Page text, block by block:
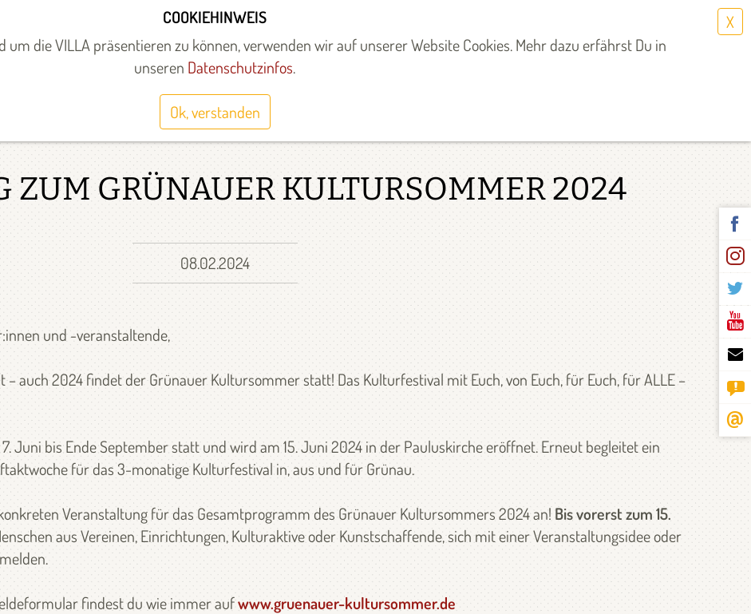
COOKIEHINWEIS
die VILLA präsentieren zu können, verwenden wir auf unserer Website Cookies. Mehr dazu erfährst Du in
unseren Datenschutzinfos.
Ok, verstanden
X
UNTERSTÜTZEN ÜBER UNS WEITERE STANDORTE Select Language▼
ZUM GRÜNAUER KULTURSOMMER 2024
08.02.2024
und -veranstaltende,
auch 2024 findet der Grünauer Kultursommer statt! Das Kulturfestival mit Euch, von Euch, für Euch, für ALLE –
Juni bis Ende September statt und wird am 15. Juni 2024 in der Pauluskirche eröffnet. Erneut begleitet ein
für das 3-monatige Kulturfestival in, aus und für Grünau.
Veranstaltung für das Gesamtprogramm des Grünauer Kultursommers 2024 an! Bis vorerst zum 15.
aus Vereinen, Einrichtungen, Kulturaktive oder Kunstschaffende, sich mit einer Veranstaltungsidee oder
findest du wie immer aufwww.gruenauer-kultursommer.de